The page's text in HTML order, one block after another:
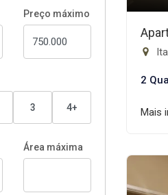
Preço máximo
3 4+
Área máxima
2
Mais